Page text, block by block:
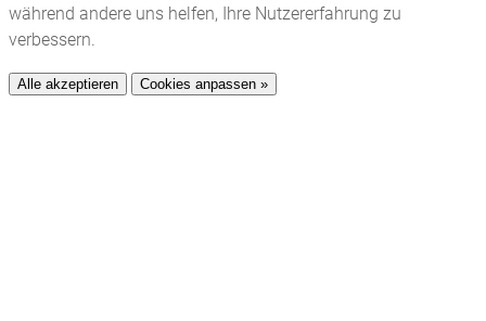
während andere uns helfen, Ihre Nutzererfahrung zu
verbessern.
Alle akzeptieren Cookies anpassen »